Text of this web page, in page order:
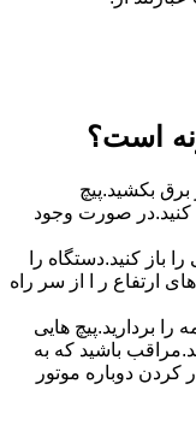
است؟
برق بکشید.پیچ
کنید.در صورت وجود
باز کنید.دستگاه را
ارتفاع ر ا از سر راه
بردارید.پیچ هایی
باشید که به
دوباره موتور